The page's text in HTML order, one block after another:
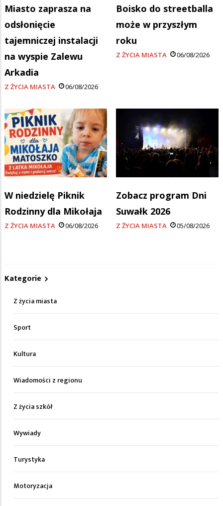
Miasto zaprasza na
odsłonięcie
tajemniczej instalacji
na wyspie Zalewu
Arkadia
Z ŻYCIA MIASTA 06/08/2026
Boisko do streetballa
może w przyszłym
roku
Z ŻYCIA MIASTA 06/08/2026
W niedzielę Piknik
Rodzinny dla Mikołaja
Z ŻYCIA MIASTA 06/08/2026
Zobacz program Dni
Suwałk 2026
Z ŻYCIA MIASTA 05/08/2026
Kategorie
Z życia miasta
Sport
Kultura
Wiadomości z regionu
Z życia szkół
Wywiady
Turystyka
Motoryzacja